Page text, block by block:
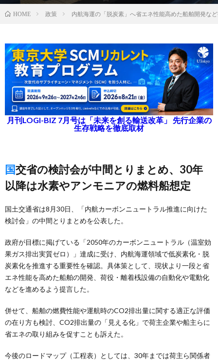
HOME 政策 内航海運の「脱炭素」へ省エネ性能高めた船舶開発な
月刊LOGI-BIZ 7月号は「未来を創る輸送改革」 先行企業の
生存戦略を徹底取材
国交省の検討会が中間とりまとめ、30年
以降は水素やアンモニアの燃料船想定
国土交通省は8月30日、「内航カーボンニュートラル推進に向けた
検討会」の中間とりまとめを公表した。
政府が目標に掲げている「2050年のカーボンニュートラル（温室効
果ガス排出実質ゼロ）」達成に受け、内航海運領域で低炭素化・脱
炭素化を推進する重要性を確認。具体策として、現状より一段と省
エネ性能を高めた船舶の開発、荷役・離着桟設備の自動化や電動化
などを進めるよう提言した。
併せて、船舶の燃費性能や運航時のCO2排出量に関する適正な評価
の在り方も検討、CO2排出量の「見える化」で荷主企業や船主らに
省エネの取り組みを促すことも訴えた。
今後のロードマップ（工程表）としては、30年までは荷主ら関係者